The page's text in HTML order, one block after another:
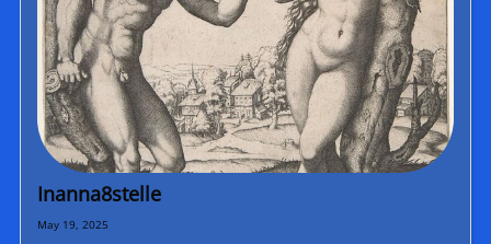
Inanna8stelle
May 19, 2025